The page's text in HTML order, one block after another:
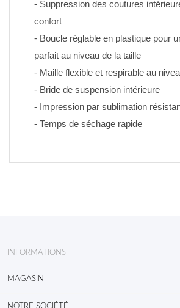
- Suppression des coutures
confort
- Boucle réglable en plastique pour
parfait au niveau de la taille
- Maille flexible et respirable au
- Bride de suspension intérieure
- Impression par sublimation
- Temps de séchage rapide
INFORMATIONS
MAGASIN